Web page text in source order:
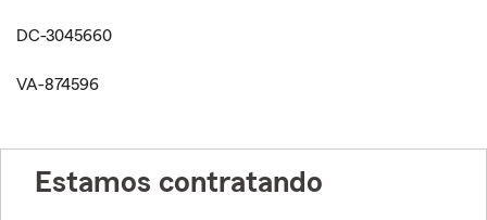
DC-3045660
VA-874596
Estamos contratando